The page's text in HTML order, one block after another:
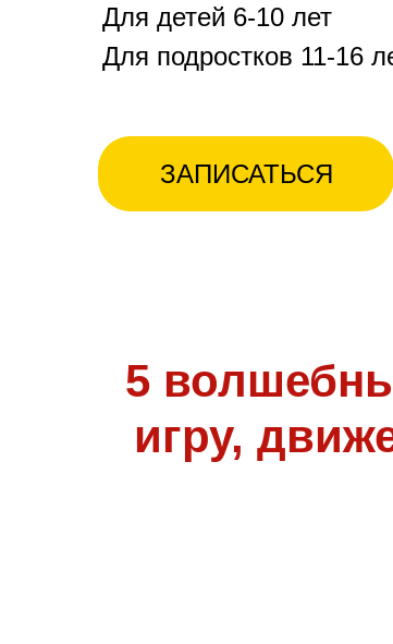
ЗАПИСАТЬСЯ
Для детей 6-10 лет
Для подростков 11-16
5
игру,